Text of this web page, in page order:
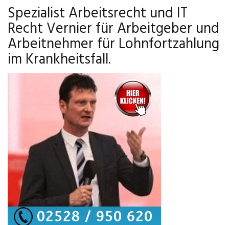
Spezialist Arbeitsrecht und IT
Recht Vernier für Arbeitgeber und
Arbeitnehmer für Lohnfortzahlung
im Krankheitsfall.